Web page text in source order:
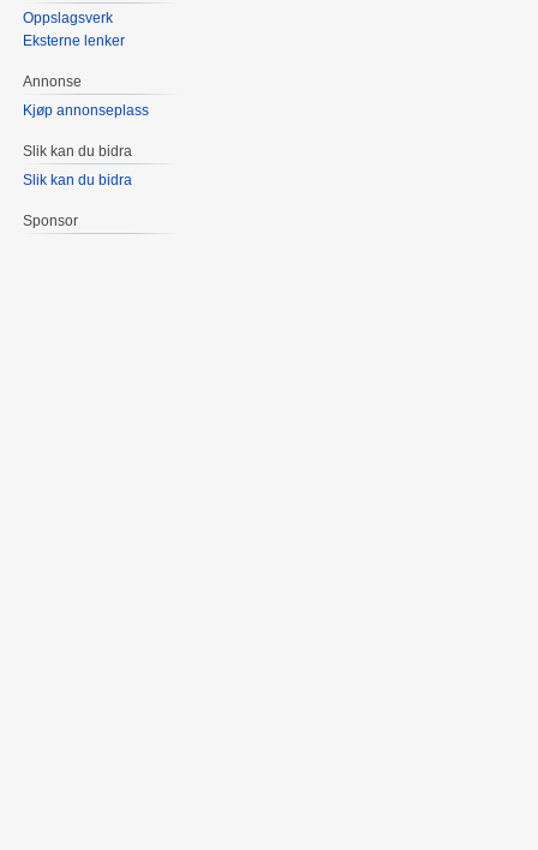
Oppslagsverk
Eksterne lenker
Annonse
Kjøp annonseplass
Slik kan du bidra
Slik kan du bidra
Sponsor